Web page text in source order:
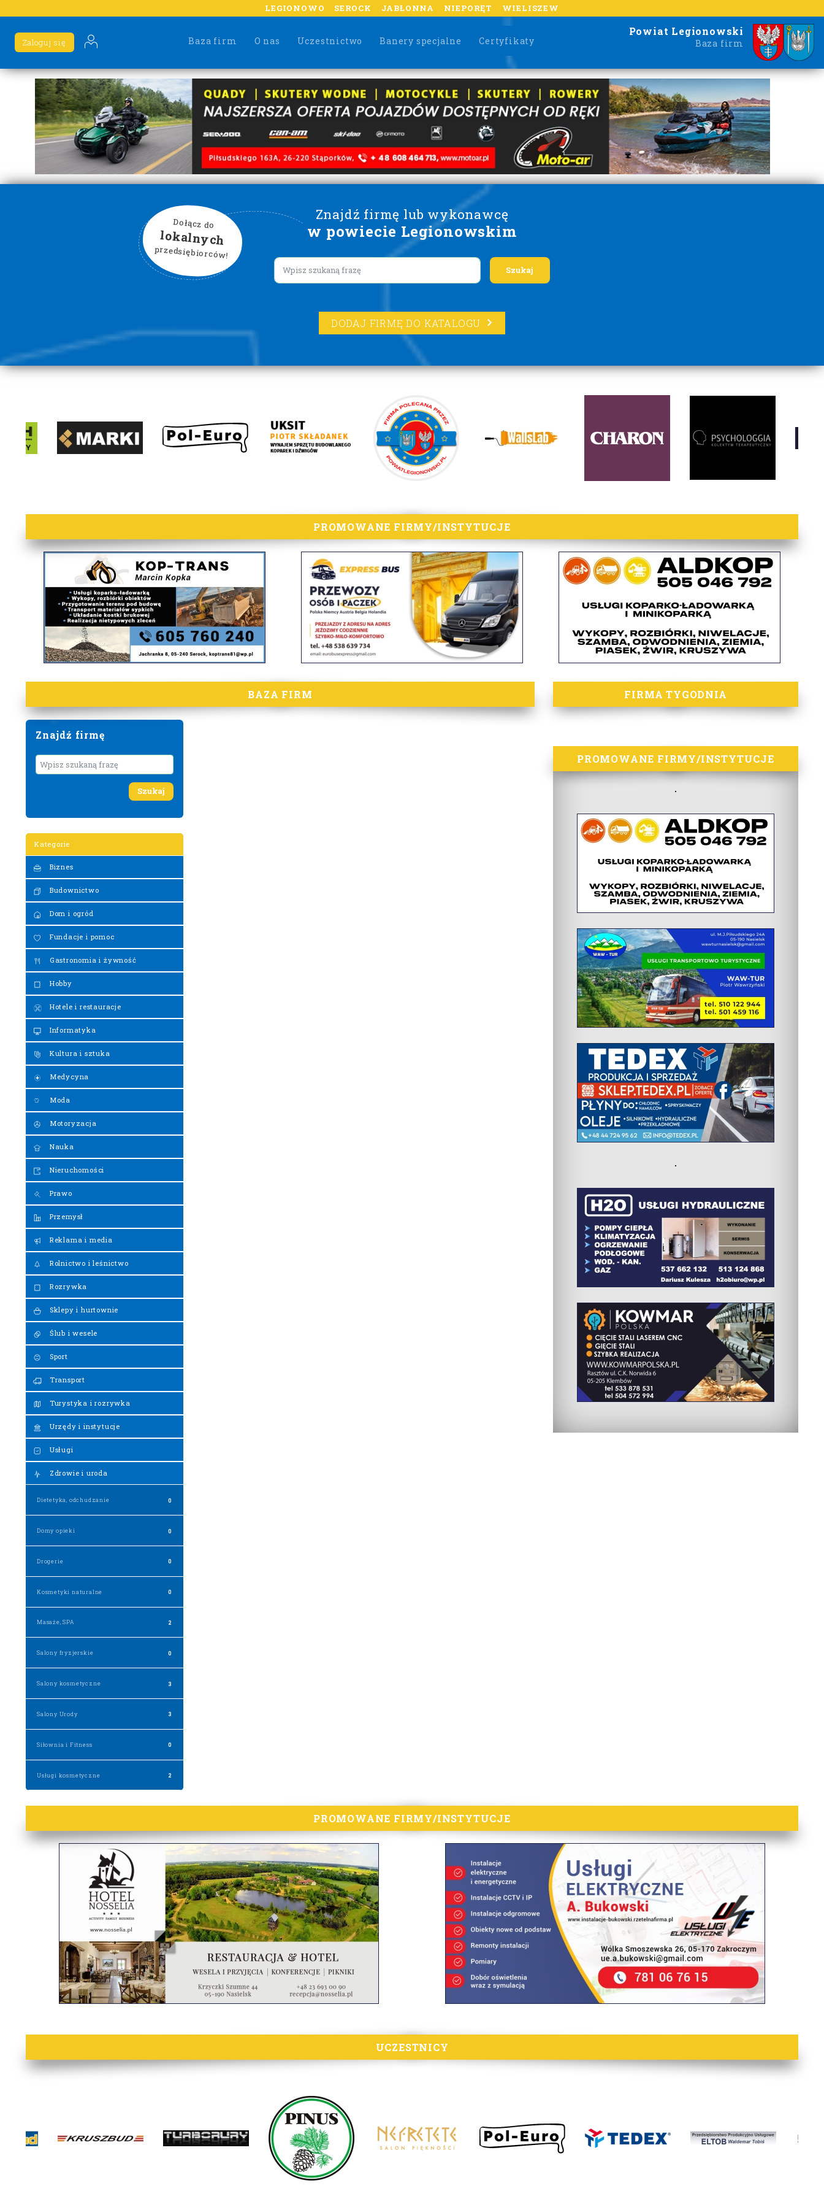
LEGIONOWO SEROCK JABŁONNA NIEPORĘT WIELISZEW
Baza firm O nas Uczestnictwo Banery specjalne Certyfikaty
Zaloguj się
Powiat Legionowski
Baza firm
Znajdź firmę lub wykonawcę
w powiecie Legionowskim
Dołącz do
lokalnych
przedsiębiorców!
Lorem ipsum
DODAJ FIRMĘ DO KATALOGU
lorem ipsum
PROMOWANE FIRMY/INSTYTUCJE
BAZA FIRM
Znajdź firmę
Wyszukaj
Kategorie
Biznes
Budownictwo
Dom i ogród
Fundacje i pomoc
Gastronomia i żywność
Hobby
Hotele i restauracje
Informatyka
Kultura i sztuka
Medycyna
Moda
Motoryzacja
Nauka
Nieruchomości
Prawo
Przemysł
Reklama i media
Rolnictwo i leśnictwo
Rozrywka
Sklepy i hurtownie
Ślub i wesele
Sport
Transport
Turystyka i rozrywka
Urzędy i instytucje
Usługi
Zdrowie i uroda
Dietetyka, odchudzanie 0
Domy opieki 0
Drogerie 0
Kosmetyki naturalne 0
Masaże, SPA 2
Salony fryzjerskie 0
Salony kosmetyczne 3
Salony Urody 3
Siłownia i Fitness 0
Usługi kosmetyczne 2
FIRMA TYGODNIA
PROMOWANE FIRMY/INSTYTUCJE
PROMOWANE FIRMY/INSTYTUCJE
UCZESTNICY